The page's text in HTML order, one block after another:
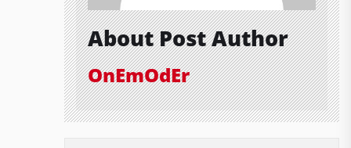
About Post Author
OnEmOdEr